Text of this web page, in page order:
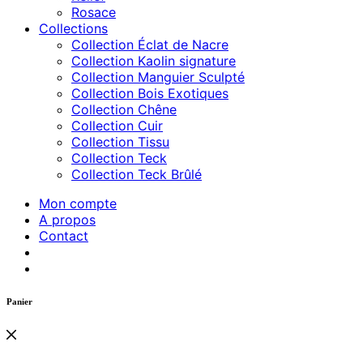
Rosace
Collections
Collection Éclat de Nacre
Collection Kaolin signature
Collection Manguier Sculpté
Collection Bois Exotiques
Collection Chêne
Collection Cuir
Collection Tissu
Collection Teck
Collection Teck Brûlé
Mon compte
A propos
Contact
Panier